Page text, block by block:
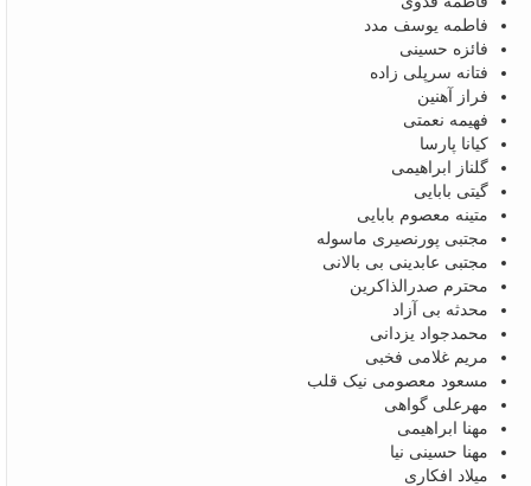
فاطمه یوسف مدد
فائزه حسینی
فتانه سرپلی زاده
فراز آهنین
فهیمه نعمتی
کیانا پارسا
گلناز ابراهیمی
گیتی بابایی
متینه معصوم بابایی
مجتبی پورنصیری ماسوله
مجتبی عابدینی بی بالانی
محترم صدرالذاکرین
محدثه بی آزاد
محمدجواد یزدانی
مریم غلامی فخبی
مسعود معصومی نیک قلب
مهرعلی گواهی
مهنا ابراهیمی
مهنا حسینی نیا
میلاد افکاری